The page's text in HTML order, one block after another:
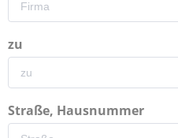
zu
Straße, Hausnummer